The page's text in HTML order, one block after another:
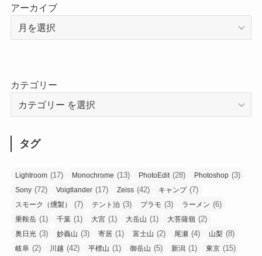
アーカイブ
カテゴリー
タグ
Lightroom (17) Monochrome (13) PhotoEdit (28) Photoshop (3)
Sony (72) Voigtlander (17) Zeiss (42) キャンプ(7)
スモーク（燻製） (7) テント泊 (3) プラモ (3) ラーメン (6)
乗鞍岳 (1) 千葉 (1) 大宮 (1) 大岳山 (1) 大菩薩嶺 (2)
奥日光 (3) 妙義山 (3) 寄居 (1) 富士山 (2) 尾瀬 (4) 山梨 (8)
岐阜 (2) 川越 (42) 平標山 (1) 御岳山 (5) 新潟 (1) 東京 (15)